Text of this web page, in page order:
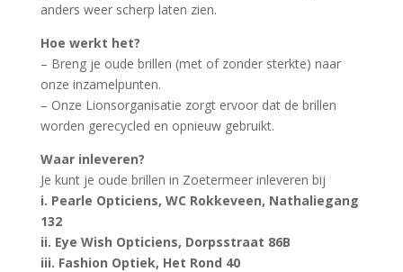
anders weer scherp laten zien.
Hoe werkt het?
– Breng je oude brillen (met of zonder sterkte) naar
onze inzamelpunten.
– Onze Lionsorganisatie zorgt ervoor dat de brillen
worden gerecycled en opnieuw gebruikt.
Waar inleveren?
Je kunt je oude brillen in Zoetermeer inleveren bij
i. Pearle Opticiens, WC Rokkeveen, Nathaliegang
132
ii. Eye Wish Opticiens, Dorpsstraat 86B
iii. Fashion Optiek, Het Rond 40